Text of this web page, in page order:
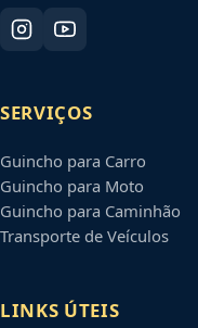
SERVIÇOS
Guincho para Carro
Guincho para Moto
Guincho para Caminhão
Transporte de Veículos
LINKS ÚTEIS